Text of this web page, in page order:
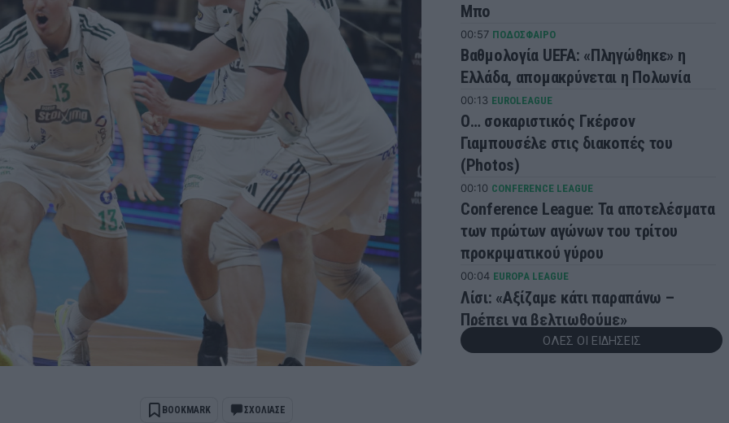
BOOKMARK ΣΧΟΛΙΑΣΕ
Μπo
00:57 ΠΟΔΟΣΦΑΙΡΟ
Βαθμολογία UEFA: «Πληγώθηκε» η
Ελλάδα, απομακρύνεται η Πολωνία
00:13 EUROLEAGUE
Ο… σοκαριστικός Γκέρσον
Γιαμπουσέλε στις διακοπές του
(Photos)
00:10 CONFERENCE LEAGUE
Conference League: Τα αποτελέσματα
των πρώτων αγώνων του τρίτου
προκριματικού γύρου
00:04 EUROPA LEAGUE
Λίσι: «Αξίζαμε κάτι παραπάνω –
Πρέπει να βελτιωθούμε»
23:57 EUROPA LEAGUEΟΛΕΣ ΟΙ ΕΙΔΗΣΕΙΣ